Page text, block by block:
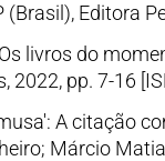
Editora
livros do
2022, pp. 7-16
A citação
Márcio